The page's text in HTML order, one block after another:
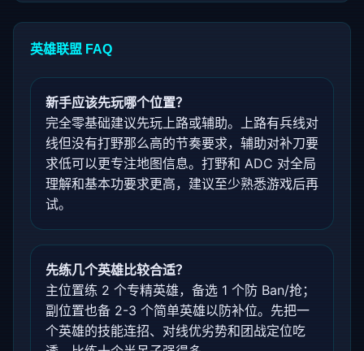
英雄联盟 FAQ
新手应该先玩哪个位置？
完全零基础建议先玩上路或辅助。上路有兵线对
线但没有打野那么高的节奏要求，辅助对补刀要
求低可以更专注地图信息。打野和 ADC 对全局
理解和基本功要求更高，建议至少熟悉游戏后再
试。
先练几个英雄比较合适？
主位置练 2 个专精英雄，备选 1 个防 Ban/抢；
副位置也备 2-3 个简单英雄以防补位。先把一
个英雄的技能连招、对线优劣势和团战定位吃